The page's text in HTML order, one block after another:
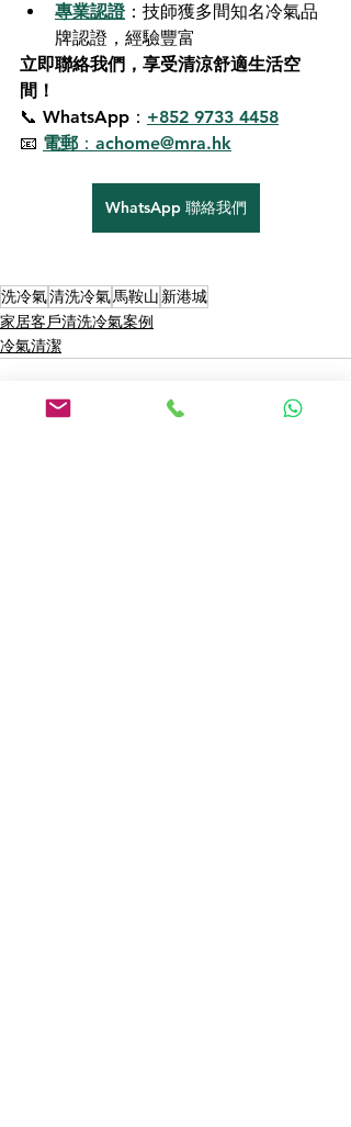
專業認證：技師獲多間知名冷氣品
牌認證，經驗豐富
立即聯絡我們，享受清涼舒適生活空
間！
📞 WhatsApp ： +852 9733 4458
📧 電郵 ：achome@mra.hk
WhatsApp 聯絡我們
洗冷氣清洗冷氣馬鞍山 新港城
家居客戶清洗冷氣案例
冷氣清潔